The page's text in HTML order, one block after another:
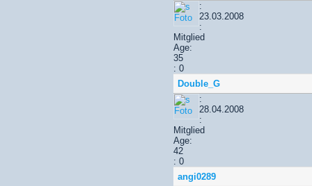
:
23.03.2008
:
Mitglied
Age:
35
: 0
Double_G
:
28.04.2008
:
Mitglied
Age:
42
: 0
angi0289